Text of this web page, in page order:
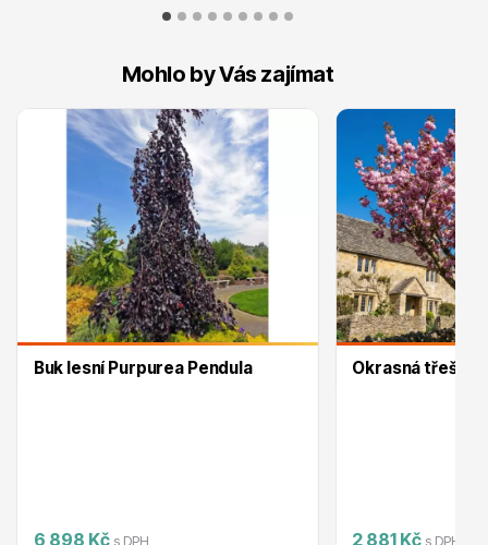
Ovocné stromy
Okrasné trávy
Okrasné keře
Mohlo by Vás zajímat
Buk lesní Purpurea Pendula
6 898 Kč s DPH
Okrasná třešeň
2 881 Kč s DPH